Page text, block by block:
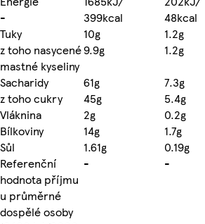
-
399kcal 48kcal
Tuky
10g 1.2g
z toho nasycené
mastné kyseliny
9.9g 1.2g
Sacharidy
61g 7.3g
z toho cukry
45g 5.4g
Vláknina
2g 0.2g
Bílkoviny
14g 1.7g
Sůl
1.61g 0.19g
Referenční
hodnota příjmu
u průměrné
dospělé osoby
- -